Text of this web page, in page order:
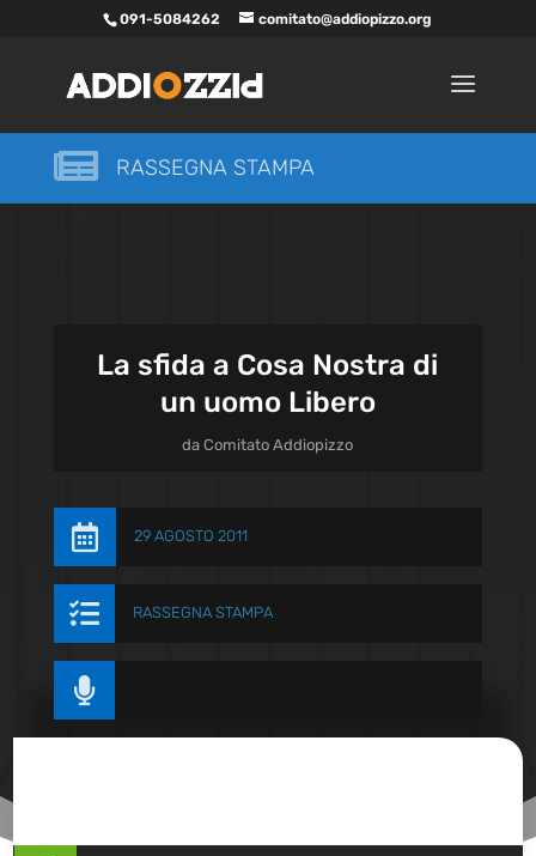
091-5084262 comitato@addiopizzo.org
 RASSEGNA STAMPA
La sfida a Cosa Nostra di
un uomo Libero
daComitato Addiopizzo
 29 AGOSTO 2011
 RASSEGNA STAMPA
